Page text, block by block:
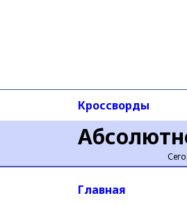
Кроссворды
Главная